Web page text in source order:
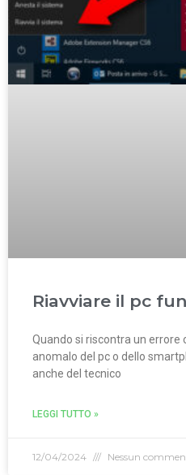
Riavviare il pc
Quando si riscontra un
anomalo del pc o dello
anche del tecnico
LEGGI TUTTO »
12/04/2024 Nessun